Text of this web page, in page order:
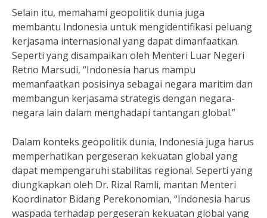
Selain itu, memahami geopolitik dunia juga
membantu Indonesia untuk mengidentifikasi peluang
kerjasama internasional yang dapat dimanfaatkan.
Seperti yang disampaikan oleh Menteri Luar Negeri
Retno Marsudi, “Indonesia harus mampu
memanfaatkan posisinya sebagai negara maritim dan
membangun kerjasama strategis dengan negara-
negara lain dalam menghadapi tantangan global.”
Dalam konteks geopolitik dunia, Indonesia juga harus
memperhatikan pergeseran kekuatan global yang
dapat mempengaruhi stabilitas regional. Seperti yang
diungkapkan oleh Dr. Rizal Ramli, mantan Menteri
Koordinator Bidang Perekonomian, “Indonesia harus
waspada terhadap pergeseran kekuatan global yang